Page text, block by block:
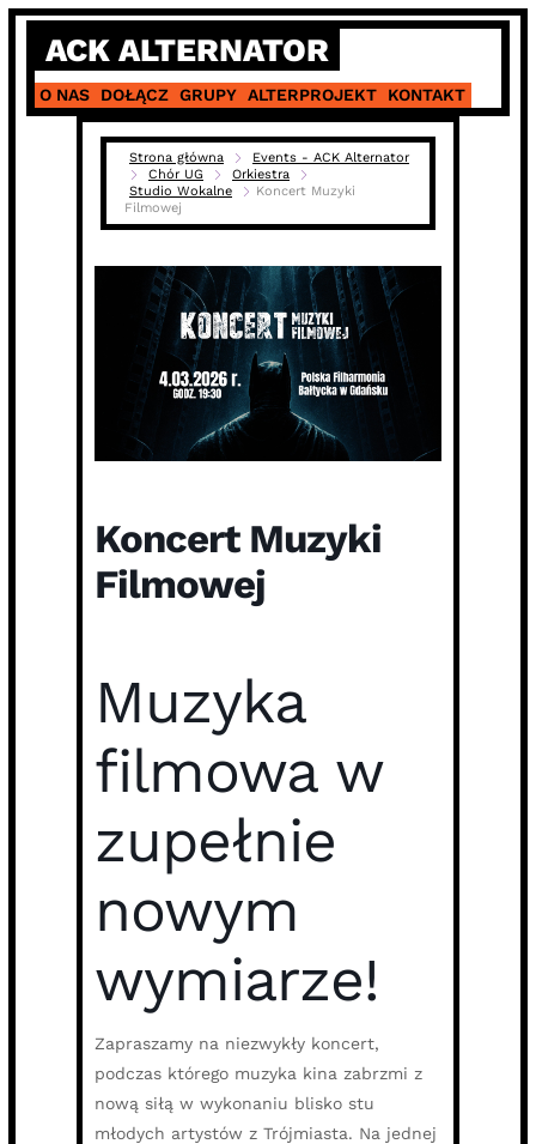
Skip
content
ACK ALTERNATOR
O NAS DOŁĄCZ GRUPY ALTERPROJEKT KONTAKT
Strona główna
Events - ACK Alternator
Chór UG
Orkiestra
Studio Wokalne
Koncert Muzyki
Filmowej
Koncert Muzyki
Filmowej
Muzyka
filmowa w
zupełnie
nowym
wymiarze!
Zapraszamy na niezwykły koncert,
podczas którego muzyka kina zabrzmi z
nową siłą w wykonaniu blisko stu
młodych artystów z Trójmiasta. Na jednej